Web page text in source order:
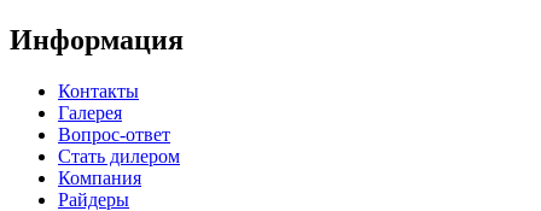
Информация
Контакты
Галерея
Вопрос-ответ
Стать дилером
Компания
Райдеры